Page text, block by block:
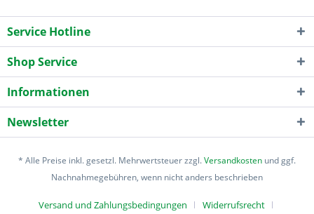
Service Hotline
Shop Service
Informationen
Newsletter
* Alle Preise inkl. gesetzl. Mehrwertsteuer zzgl.Versandkosten und ggf.
Nachnahmegebühren, wenn nicht anders beschrieben
Versand und Zahlungsbedingungen Widerrufsrecht